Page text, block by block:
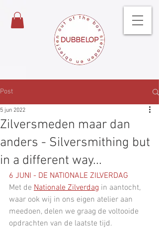
Post
Zilversmeden maar dan
anders - Silversmithing but
in a different way...
5 jun 2022
6 JUNI - DE NATIONALE ZILVERDAG
Met de Nationale Zilverdag in aantocht,
waar ook wij in ons eigen atelier aan
meedoen, delen we graag de voltooide
opdrachten van de laatste tijd.